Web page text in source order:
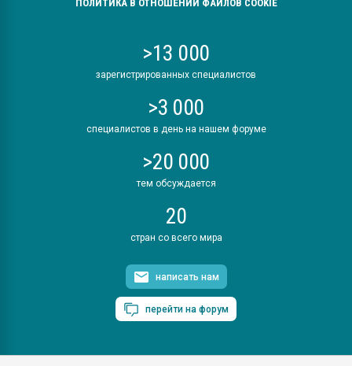
ПОЛИТИКА В ОТНОШЕНИИ ФАЙЛОВ COOKIE
>13 000
зарегистрированных специалистов
>3 000
специалистов в день на нашем форуме
>20 000
тем обсуждается
20
стран со всего мира
написать нам
перейти на форум